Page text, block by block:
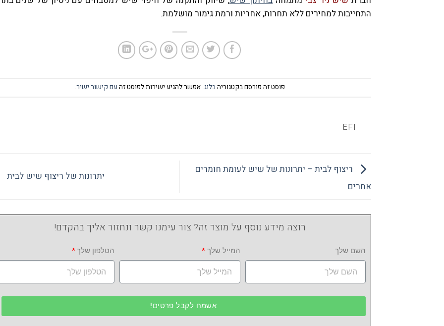
התחייבות למחירים ללא תחרות,אחריות ורמת גימור מושלמת.
פוסט זה פורסם בקטגוריהבלוג. אפשר להגיע ישירות לפוסט זה עם קישור ישיר.
EFI
ריצוף לבית – יתרונות של שיש לעומת חומרים
אחרים
יתרונות של ריצוף שיש לבית
רוצה מידע נוסף על מוצר זה? צור עימנו קשר ונחזור אליך בהקדם!
השם שלך המייל שלך הטלפון שלך
אשמח לקבל פרטים!